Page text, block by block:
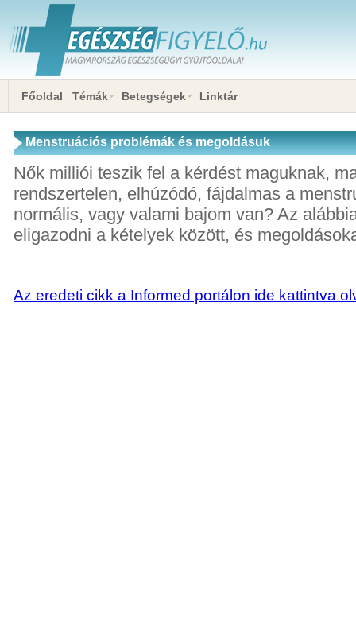
Főoldal Témák Betegségek Linktár
Menstruációs problémák és megoldásuk
Nők milliói teszik fel a kérdést maguknak,
rendszertelen, elhúzódó, fájdalmas a
normális, vagy valami bajom van? Az
eligazodni a kételyek között, és
Az eredeti cikk a Informed portálon ide kattintva